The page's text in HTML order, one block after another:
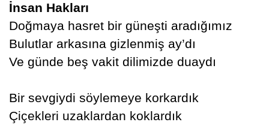
İnsan Hakları
Doğmaya hasret bir güneşti aradığımız
Bulutlar arkasına gizlenmiş ay’dı
Ve günde beş vakit dilimizde duaydı
Bir sevgiydi söylemeye korkardık
Çiçekleri uzaklardan koklardık